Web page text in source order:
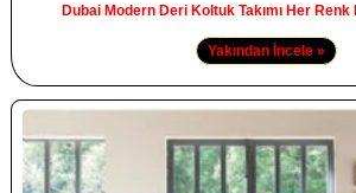
Dubai Modern Deri Koltuk Takımı Her Renk
Yakından İncele »